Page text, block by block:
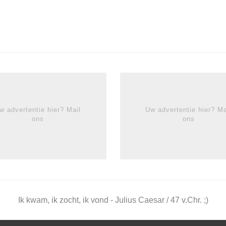
advertentie hier? Mail
ons
Uw advertentie hier?
ons
Ik kwam, ik zocht, ik vond - Julius Caesar / 47 v.Chr. ;)